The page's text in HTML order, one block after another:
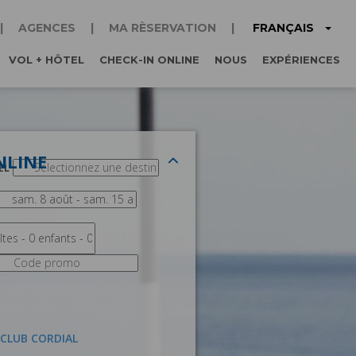
AGENCES MA RÈSERVATION FRANÇAIS
VOL + HÔTEL CHECK-IN ONLINE NOUS EXPÉRIENCES
CORDIAL